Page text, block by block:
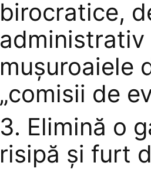
birocratice,
administrativ
muşuroaiele
„comisii de
3. Elimină o
risipă şi furt